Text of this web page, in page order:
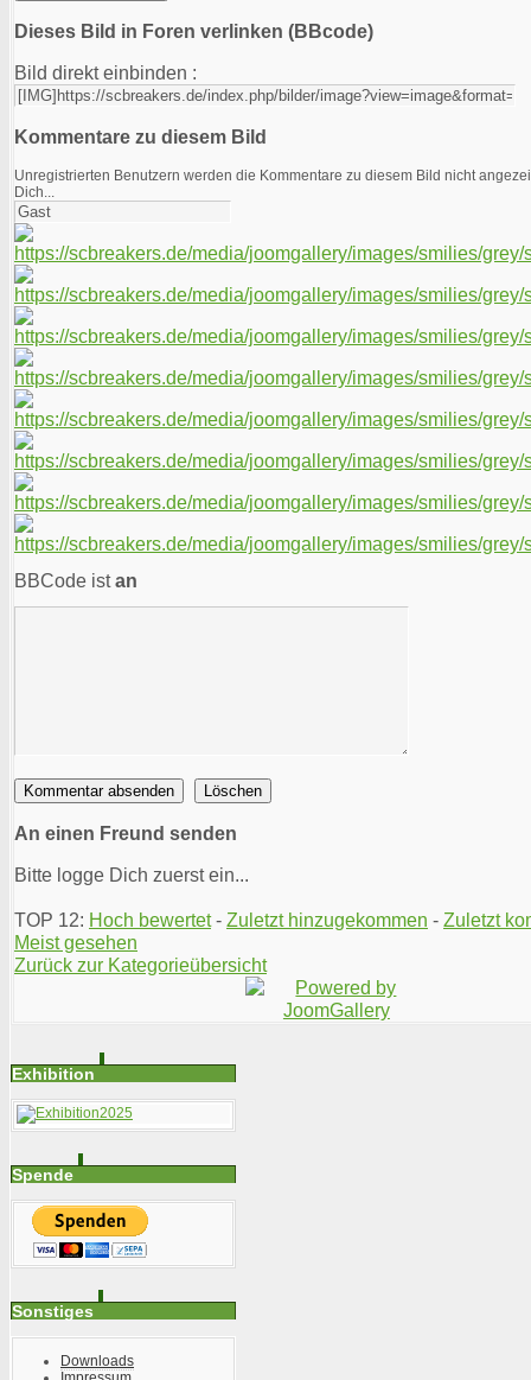
Dieses Bild in Foren verlinken (BBcode)
Bild direkt einbinden :
Kommentare zu diesem Bild
Unregistrierten Benutzern werden die Kommentare zu diesem Bild nicht
Dich...
BBCode istan
An einen Freund senden
Bitte logge Dich zuerst ein...
TOP 12: Hoch bewertet- Zuletzt hinzugekommen - Zuletzt
Meist gesehen
Zurück zur Kategorieübersicht
Exhibition
Spende
Sonstiges
Downloads